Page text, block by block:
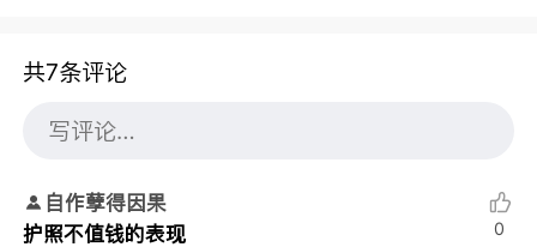
共7条评论
自作孽得因果
护照不值钱的表现
0